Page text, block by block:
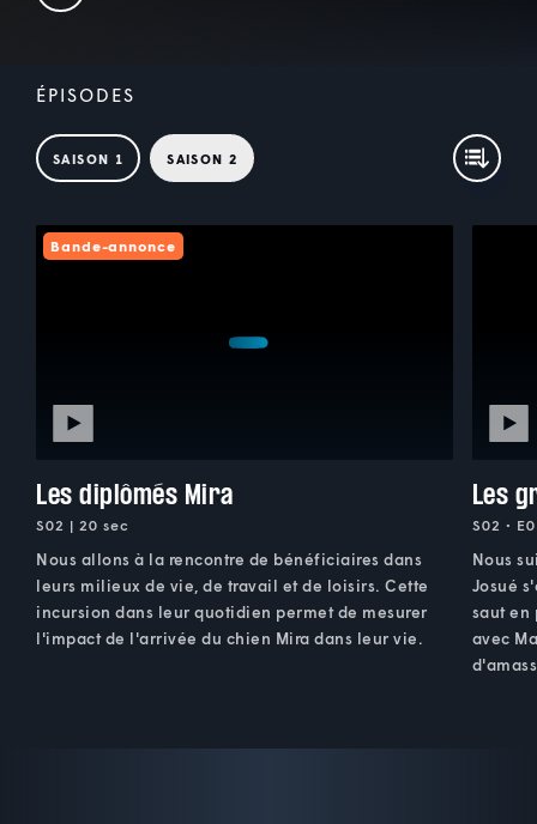
ÉPISODES
SAISON 1 SAISON 2
Bande-annonce
Les diplômés Mira
S02 | 20 sec
Nous allons à la rencontre de bénéficiaires dans
leurs milieux de vie, de travail et de loisirs. Cette
incursion dans leur quotidien permet de mesurer
l'impact de l'arrivée du chien Mira dans leur vie.
Les
S02 •
Nous
Josué
saut en
avec